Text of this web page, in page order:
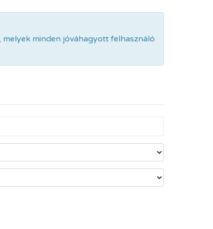
minden jóváhagyott felhasználó